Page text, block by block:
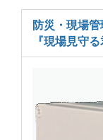
防災・現場
『現場見守